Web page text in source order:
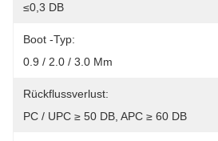
≤0,3 DB
Boot -Typ:
0.9 / 2.0 / 3.0 Mm
Rückflussverlust:
PC / UPC ≥ 50 DB, APC ≥ 60 DB